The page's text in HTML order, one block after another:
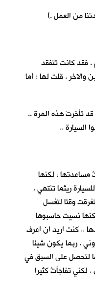
من العمل .)
. فقد كانت تتفقد
والاخر . قلت لها : (ما
تأخرتْ هذه المرة ..
السيارة ..
، لكنها
ريثما تنتهي .
وقتا لتغسل
نسيت حاسبوها
.. كنت اريد ان اعرف
. ربما يكون شيئا
لتحصل على السبق في
لكني تفاجأتُ كثيرا